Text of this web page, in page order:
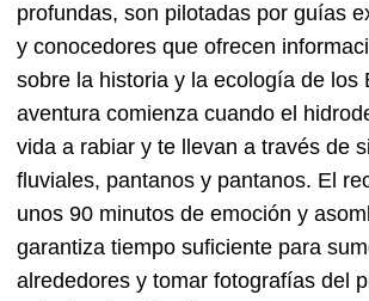
profundas, son pilotadas por guías
y conocedores que ofrecen
sobre la historia y la ecología de los
aventura comienza cuando el
vida a rabiar y te llevan a través de
fluviales, pantanos y pantanos. El
unos 90 minutos de emoción y
garantiza tiempo suficiente para
alrededores y tomar fotografías del